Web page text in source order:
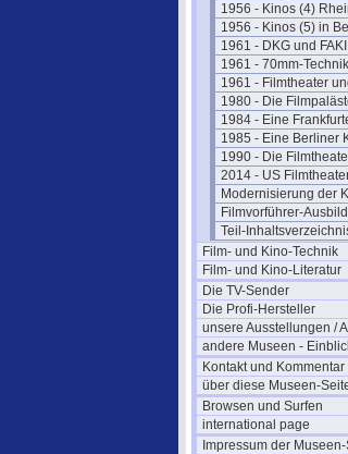
1956 - Kinos (4)
1956 - Kinos (5) in
1961 - DKG und FAKI
1961 - 70mm-
1961 - Filmtheater
1980 - Die
1984 - Eine
1985 - Eine Berliner
1990 - Die
2014 - US
Modernisierung der
Filmvorführer-
Teil-
Film- und Kino-Technik
Film- und Kino-Literatur
Die TV-Sender
Die Profi-Hersteller
unsere Ausstellungen /
andere Museen -
Kontakt und Kommentar
über diese Museen-
Browsen und Surfen
international page
Impressum der